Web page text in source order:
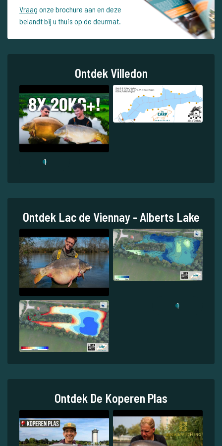
Vraag onze brochure aan en deze
belandt bij u thuis op de deurmat.
Ontdek Villedon
1
Ontdek Lac de Viennay - Alberts Lake
1
Ontdek De Koperen Plas